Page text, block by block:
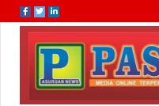
Survei Kepuasan